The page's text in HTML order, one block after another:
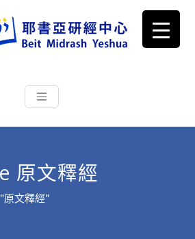
耶書亞研經中心
根源明白聖經，成為更好的門徒
原文釋經
原文釋經"